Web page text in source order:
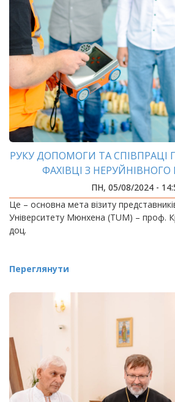
РУКУ ДОПОМОГИ ТА СПІВПРАЦІ
ФАХІВЦІ З
ПН, 05/08/2024 -
Це – основна мета візиту
Університету Мюнхена (TUM) – проф.
доц.
Переглянути